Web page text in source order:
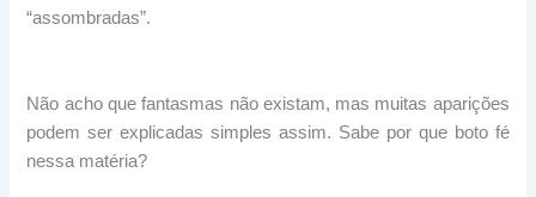
“assombradas”.
Não acho que fantasmas não existam, mas muitas aparições
podem ser explicadas simples assim. Sabe por que boto fé
nessa matéria?